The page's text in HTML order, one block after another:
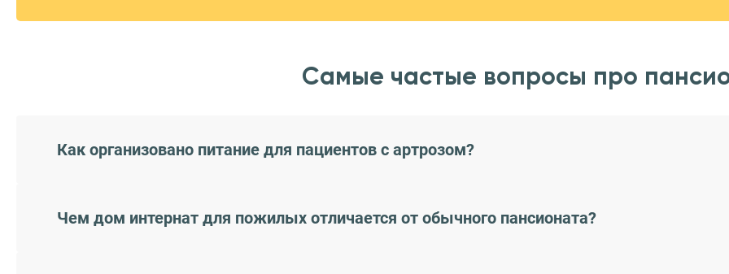
Самые частые вопросы про
Как организовано питание для пациентов с артрозом?
Чем дом интернат для пожилых отличается от обычного пансионата?